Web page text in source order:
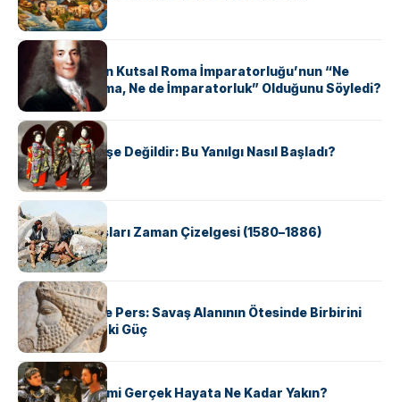
KÜLTÜR
Voltaire Neden Kutsal Roma İmparatorluğu’nun “Ne
Kutsal, Ne Roma, Ne de İmparatorluk” Olduğunu Söyledi?
KÜLTÜR
Geyşalar Fahişe Değildir: Bu Yanılgı Nasıl Başladı?
KÜLTÜR
Apache Savaşları Zaman Çizelgesi (1580–1886)
KÜLTÜR
Antik Yunan ve Pers: Savaş Alanının Ötesinde Birbirini
Şekillendiren İki Güç
KÜLTÜR
‘Gladiator’ Filmi Gerçek Hayata Ne Kadar Yakın?